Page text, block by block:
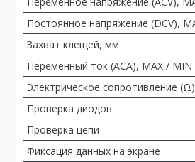
Постоянное напряжение (DCV),
Захват клещей, мм
Переменный ток (ACA), MAX / MIN
Электрическое сопротивление
Проверка диодов
Проверка цепи
Фиксация данных на экране